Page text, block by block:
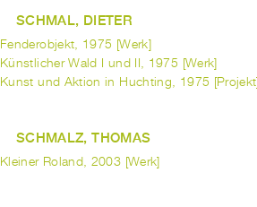
SCHMAL, DIETER
Fenderobjekt, 1975 [Werk]
Künstlicher Wald I und II, 1975 [Werk]
Kunst und Aktion in Huchting, 1975 [Projekt]
SCHMALZ, THOMAS
Kleiner Roland, 2003 [Werk]